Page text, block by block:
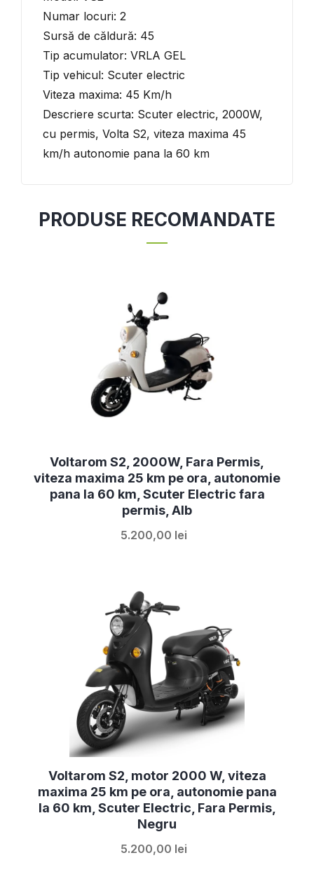
Numar locuri: 2
Sursă de căldură: 45
Tip acumulator: VRLA GEL
Tip vehicul: Scuter electric
Viteza maxima: 45 Km/h
Descriere scurta: Scuter electric, 2000W,
cu permis, Volta S2, viteza maxima 45
km/h autonomie pana la 60 km
PRODUSE RECOMANDATE
Voltarom S2, 2000W, Fara Permis,
viteza maxima 25 km pe ora, autonomie
pana la 60 km, Scuter Electric fara
permis, Alb
5.200,00 lei
Voltarom S2, motor 2000 W, viteza
maxima 25 km pe ora, autonomie pana
la 60 km, Scuter Electric, Fara Permis,
Negru
5.200,00 lei